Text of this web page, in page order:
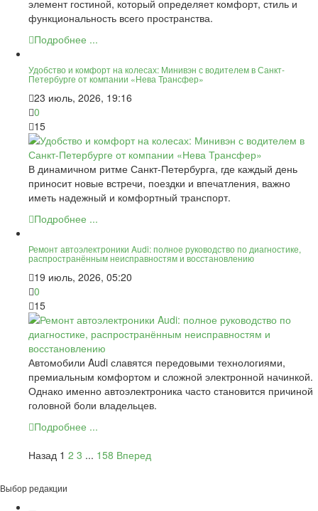
элемент гостиной, который определяет комфорт, стиль и
функциональность всего пространства.
Подробнее ...
Удобство и комфорт на колесах: Минивэн с водителем в Санкт-
Петербурге от компании «Нева Трансфер»
23 июль, 2026, 19:16
0
15
В динамичном ритме Санкт-Петербурга, где каждый день
приносит новые встречи, поездки и впечатления, важно
иметь надежный и комфортный транспорт.
Подробнее ...
Ремонт автоэлектроники Audi: полное руководство по диагностике,
распространённым неисправностям и восстановлению
19 июль, 2026, 05:20
0
15
Автомобили Audi славятся передовыми технологиями,
премиальным комфортом и сложной электронной начинкой.
Однако именно автоэлектроника часто становится причиной
головной боли владельцев.
Подробнее ...
Назад 1 2 3 ... 158 Вперед
Выбор редакции